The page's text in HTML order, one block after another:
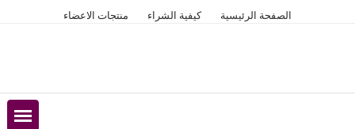
الصفحة الرئيسية كيفية الشراء منتجات الاعضاء